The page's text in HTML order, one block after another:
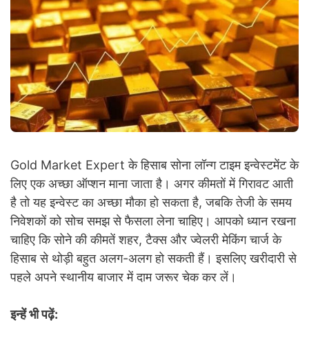
Gold Market Expert के हिसाब सोना लॉन्ग टाइम इन्वेस्टमेंट के
लिए एक अच्छा ऑप्शन माना जाता है। अगर कीमतों में गिरावट आती
है तो यह इन्वेस्ट का अच्छा मौका हो सकता है, जबकि तेजी के समय
निवेशकों को सोच समझ से फैसला लेना चाहिए। आपको ध्यान रखना
चाहिए कि सोने की कीमतें शहर, टैक्स और ज्वेलरी मेकिंग चार्ज के
हिसाब से थोड़ी बहुत अलग-अलग हो सकती हैं। इसलिए खरीदारी से
पहले अपने स्थानीय बाजार में दाम जरूर चेक कर लें।
इन्हें भी पढ़ें: